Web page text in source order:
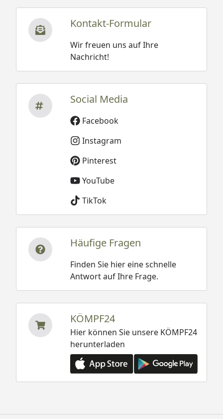
Kontakt-Formular
Wir freuen uns auf Ihre
Nachricht!
Social Media
Facebook
Instagram
Pinterest
YouTube
TikTok
Häufige Fragen
Finden Sie hier eine schnelle
Antwort auf Ihre Frage.
KÖMPF24
Hier können Sie unsere KÖMPF24
herunterladen